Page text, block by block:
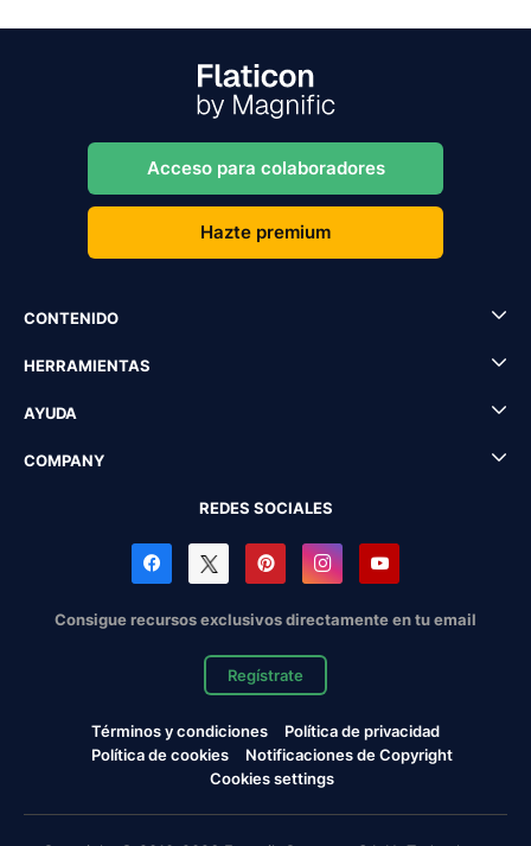
Acceso para colaboradores
Hazte premium
CONTENIDO
HERRAMIENTAS
AYUDA
COMPANY
REDES SOCIALES
Consigue recursos exclusivos directamente en tu email
Regístrate
Términos y condiciones
Política de privacidad
Política de cookies
Notificaciones de Copyright
Cookies settings